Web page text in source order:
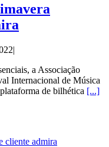
|
a Associação
Internacional de Música
de bilhética [...]
cliente admira